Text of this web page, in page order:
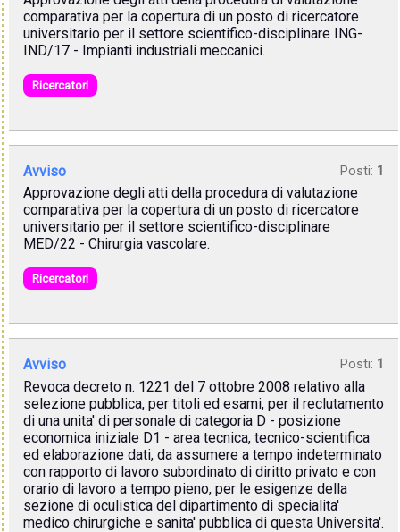
comparativa per la copertura di un posto di ricercatore
universitario per il settore scientifico-disciplinare ING-
IND/17 - Impianti industriali meccanici.
Ricercatori
Avviso Posti: 1
Approvazione degli atti della procedura di valutazione
comparativa per la copertura di un posto di ricercatore
universitario per il settore scientifico-disciplinare
MED/22 - Chirurgia vascolare.
Ricercatori
Avviso Posti: 1
Revoca decreto n. 1221 del 7 ottobre 2008 relativo alla
selezione pubblica, per titoli ed esami, per il reclutamento
di una unita' di personale di categoria D - posizione
economica iniziale D1 - area tecnica, tecnico-scientifica
ed elaborazione dati, da assumere a tempo indeterminato
con rapporto di lavoro subordinato di diritto privato e con
orario di lavoro a tempo pieno, per le esigenze della
sezione di oculistica del dipartimento di specialita'
medico chirurgiche e sanita' pubblica di questa Universita'.